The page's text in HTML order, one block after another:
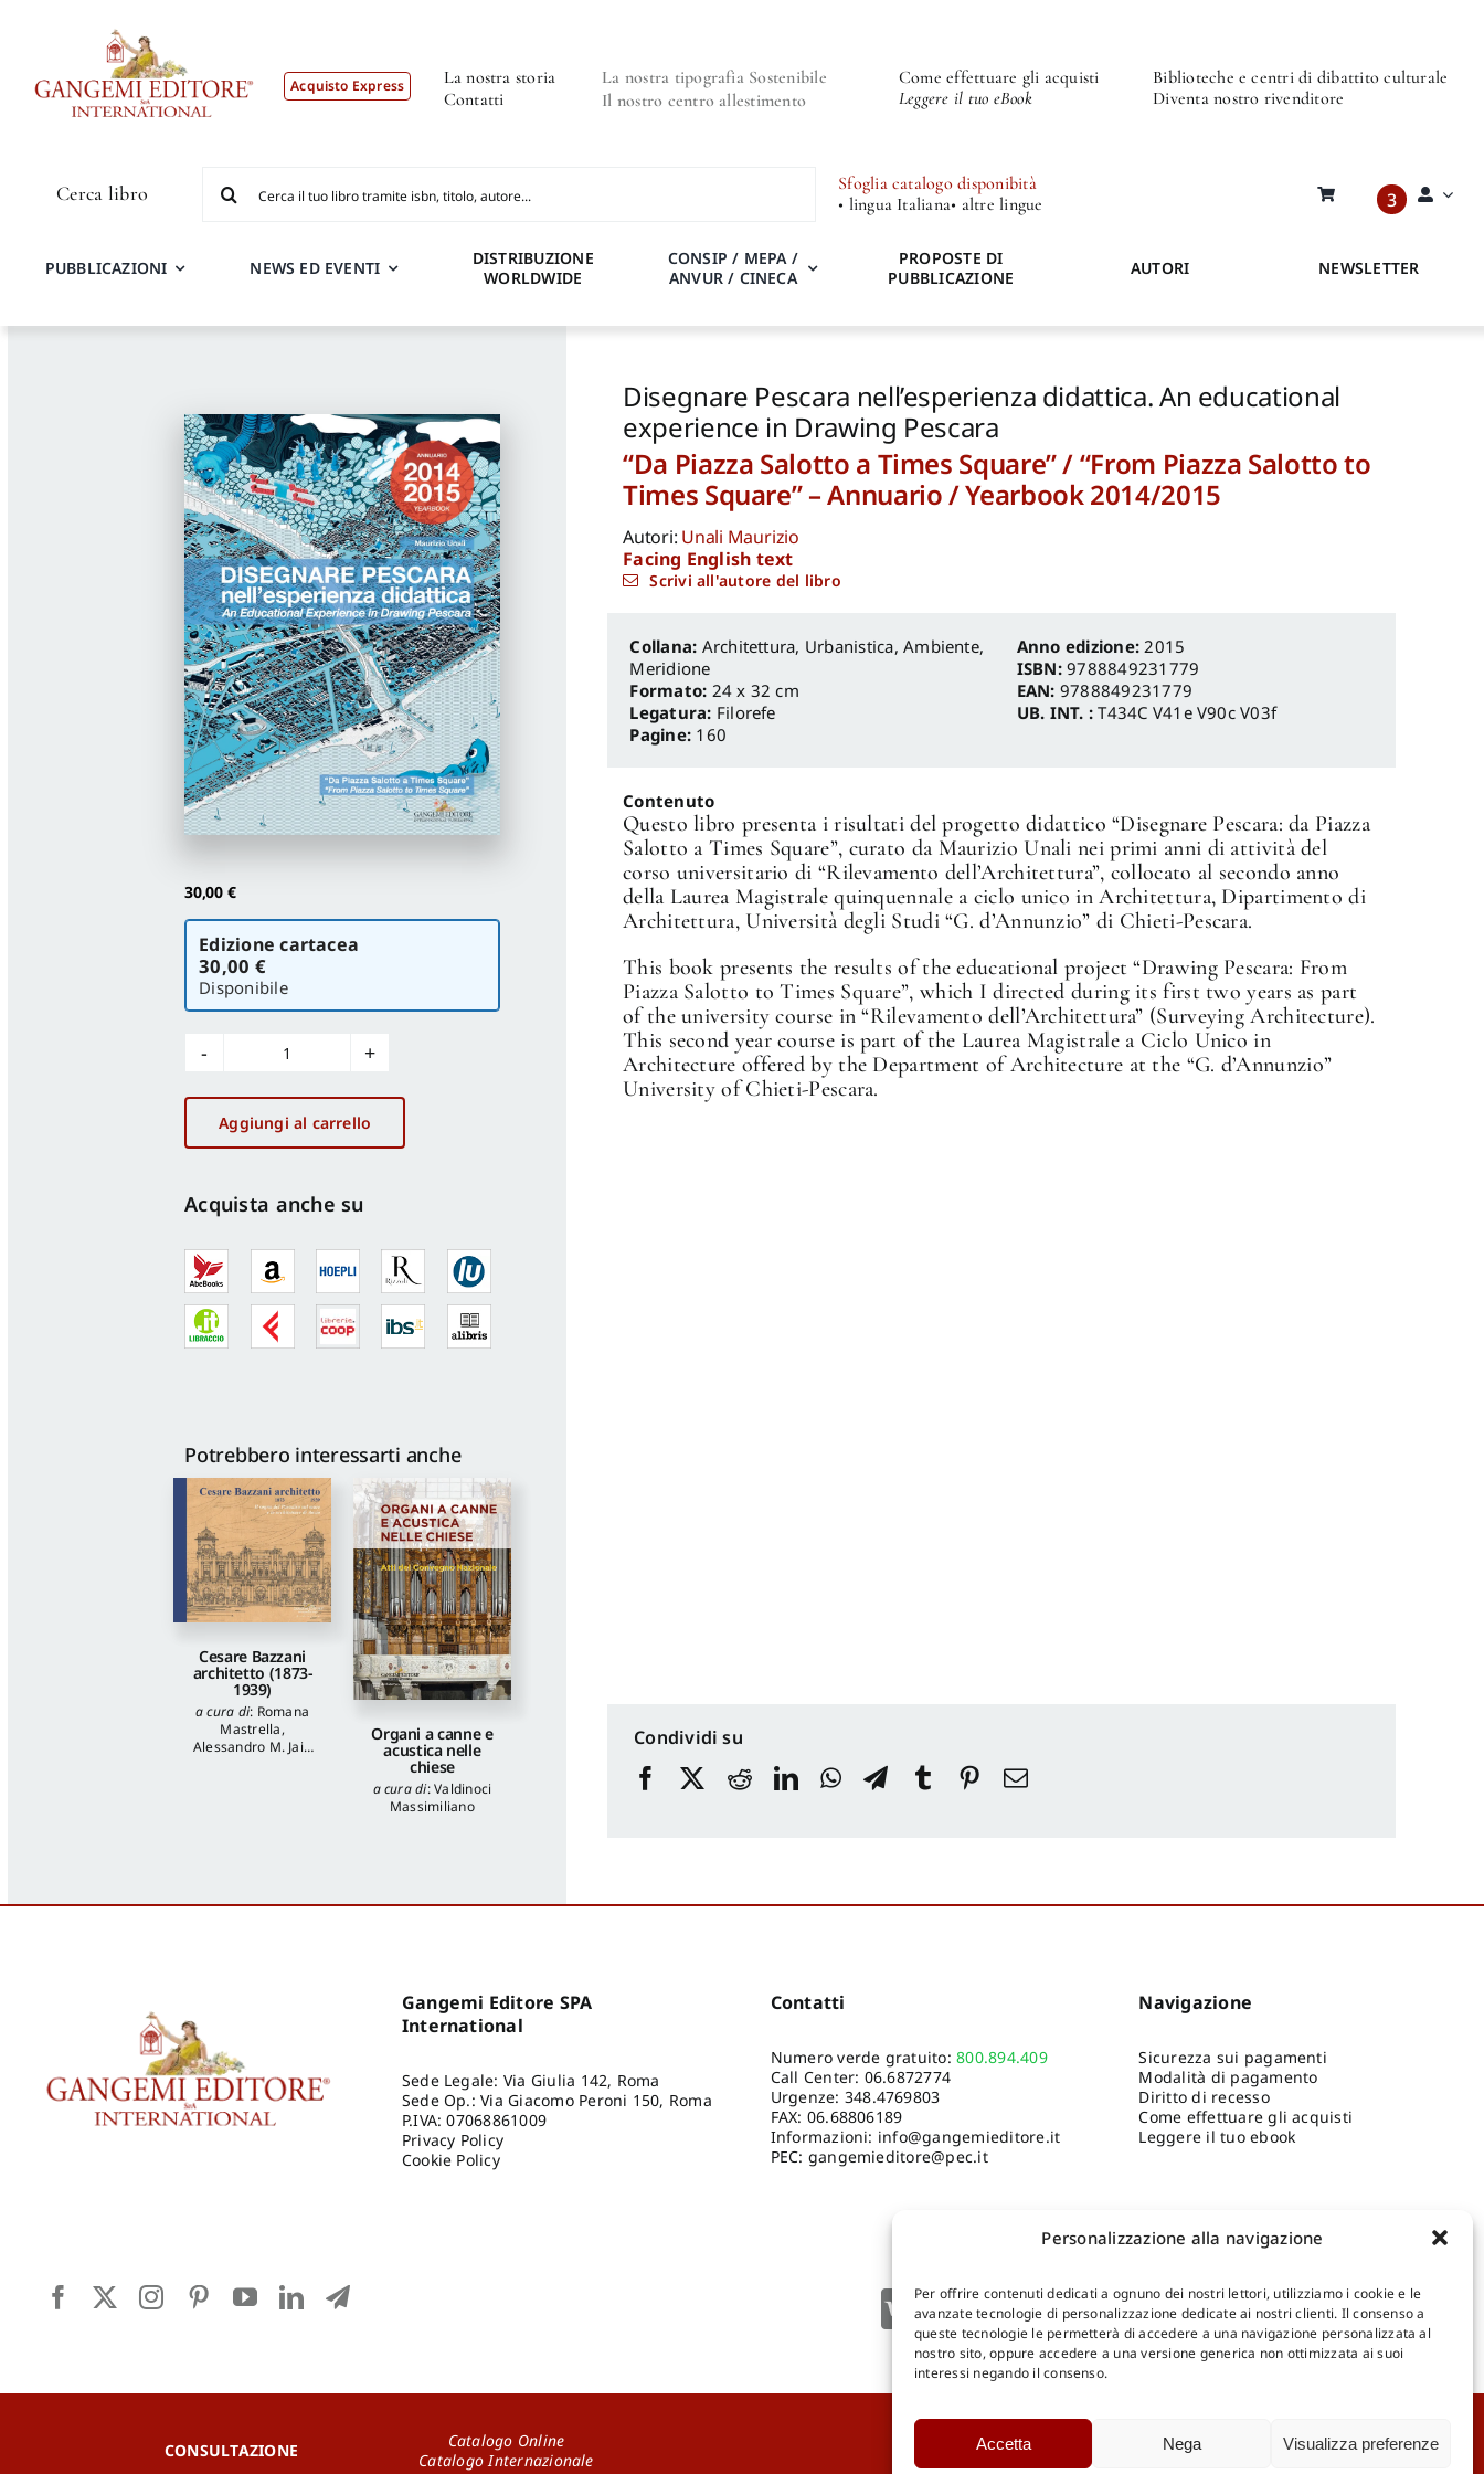
Personalizzazione alla navigazione
Per offrire contenuti dedicati a ognuno dei nostri lettori, utilizziamo i cookie e le
avanzate tecnologie di personalizzazione dedicate ai nostri clienti. Il consenso a
queste tecnologie le permetterà di accedere a una navigazione personalizzata al
nostro sito, oppure accedere a una versione generica non ottimizzata ai suoi
interessi negando il consenso.
Accetta Nega Visualizza preferenze
Acquisto Express
La nostra storia
Contatti
La nostra tipografia Sostenibile
Il nostro centro allestimento
Come effettuare gli acquisti
Leggere il tuo eBook
Biblioteche e centri di dibattito culturale
Diventa nostro rivenditore
Cerca libro
per:
Sfoglia catalogo disponibità
• lingua Italiana• altre lingue 3
PUBBLICAZIONI NEWS ED EVENTI
DISTRIBUZIONE
WORLDWIDE
CONSIP / MEPA /
ANVUR / CINECA
PROPOSTE DI
PUBBLICAZIONE
AUTORI NEWSLETTER
30,00 €
Scegli
versione
Edizione cartacea
30,00 €
Disponibile
Disegnare
Pescara
nell'esperienza
didattica.
educational
in
Drawing
Pescara
quantità
Aggiungi al carrello
Acquista anche su
Potrebbero interessarti anche
Cesare Bazzani
architetto (1873-
1939)
a cura di: Romana
Mastrella,
Alessandro M. Jaia
Organi a canne e
acustica nelle
chiese
a cura di:Valdinoci
Massimiliano
Disegnare Pescara nell’esperienza didattica. An educational
experience in Drawing Pescara
“Da Piazza Salotto a Times Square” / “From Piazza Salotto to
Times Square” – Annuario / Yearbook 2014/2015
Autori: Unali Maurizio
Facing English text
Scrivi all'autore del libro
Architettura, Urbanistica, Ambiente,
Meridione
Formato: 24 x 32 cm
Legatura: Filorefe
Pagine: 160
Anno edizione: 2015
ISBN:9788849231779
EAN: 9788849231779
UB. INT. :T434C V41e V90c V03f
Contenuto
Questo libro presenta i risultati del progetto didattico “Disegnare Pescara: da Piazza
Salotto a Times Square”, curato da Maurizio Unali nei primi anni di attività del
corso universitario di “Rilevamento dell’Architettura”, collocato al secondo anno
della Laurea Magistrale quinquennale a ciclo unico in Architettura, Dipartimento di
Architettura, Università degli Studi “G. d’Annunzio” di Chieti-Pescara.
This book presents the results of the educational project “Drawing Pescara: From
Piazza Salotto to Times Square”, which I directed during its first two years as part
of the university course in “Rilevamento dell’Architettura” (Surveying Architecture).
This second year course is part of the Laurea Magistrale a Ciclo Unico in
Architecture offered by the Department of Architecture at the “G. d’Annunzio”
University of Chieti-Pescara.
Condividi su
Gangemi Editore SPA
International
Sede Legale: Via Giulia 142, Roma
Sede Op.: Via Giacomo Peroni 150, Roma
P.IVA: 07068861009
Privacy Policy
Cookie Policy
Contatti
Numero verde gratuito:800.894.409
Call Center: 06.6872774
Urgenze: 348.4769803
FAX: 06.68806189
Informazioni: info@gangemieditore.it
PEC: gangemieditore@pec.it
Navigazione
Sicurezza sui pagamenti
Modalità di pagamento
Diritto di recesso
Come effettuare gli acquisti
Leggere il tuo ebook
Shop Gangemi Editore-Pagamenti Sicuri e anche Rateali
CONSULTAZIONE
Catalogo Online
Catalogo Internazionale
DOWNLOAD
Catalogo Online